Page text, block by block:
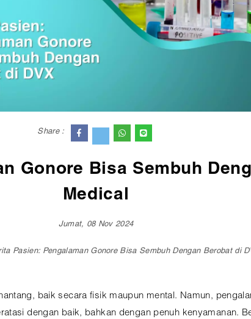
Kulit
Share :
Gonore Bisa Sembuh
Medical
Jumat, 08 Nov 2024
Pasien: Pengalaman Gonore Bisa Sembuh Dengan Berobat di
baik secara fisik maupun mental. Namun,
dengan baik, bahkan dengan penuh kenyamanan.